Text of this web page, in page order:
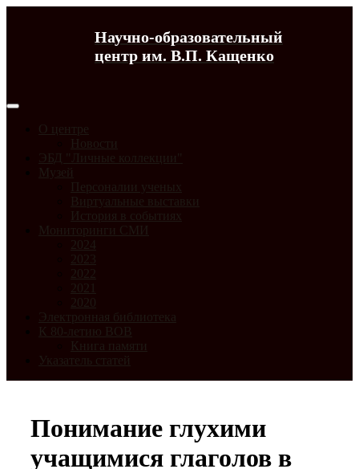
Научно-образовательный
центр им. В.П. Кащенко
О центре
Новости
ЭБД "Личные коллекции"
Музей
Персоналии ученых
Виртуальные выставки
История в событиях
Мониторинги СМИ
2024
2023
2022
2021
2020
Электронная библиотека
К 80-летию ВОВ
Книга памяти
Указатель статей
Понимание глухими
учащимися глаголов в